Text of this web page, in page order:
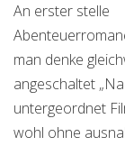
An erster stelle
man denke
angeschaltet
untergeordnet
wohl ohne